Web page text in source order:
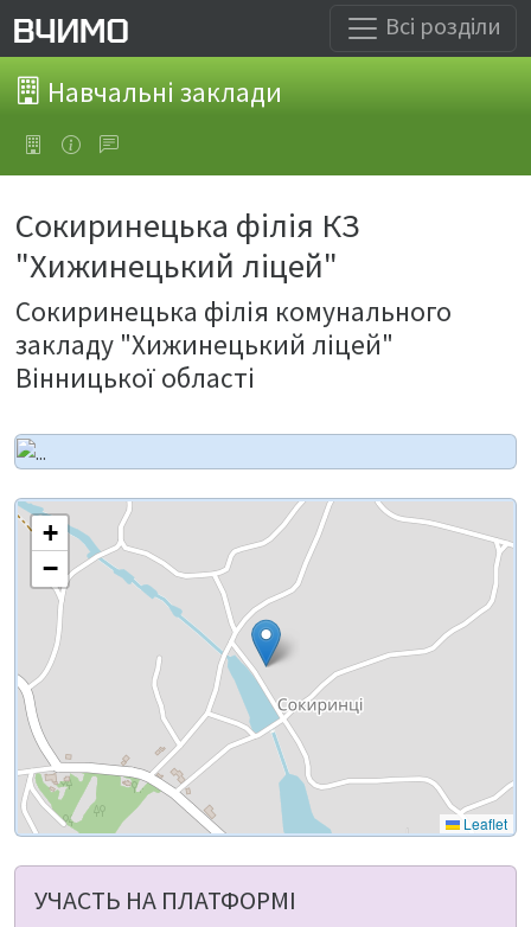
Всі розділи
Навчальні заклади
Сокиринецька філія КЗ
"Хижинецький ліцей"
Сокиринецька філія комунального
закладу "Хижинецький ліцей"
Вінницької області
+
−
Leaflet
УЧАСТЬ НА ПЛАТФОРМІ